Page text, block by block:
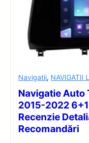
Navigatii, NAVIGATII
Navigatie Auto
2015-2022
Recenzie
Recomandări